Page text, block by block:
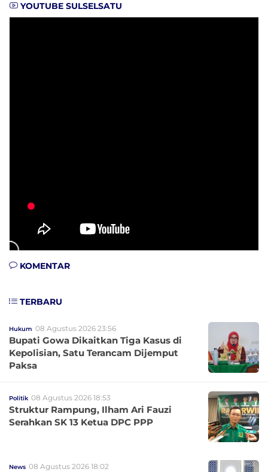
YOUTUBE SULSELSATU
KOMENTAR
TERBARU
Hukum 08 Agustus 2026 23:56
Bupati Gowa Dikaitkan Tiga Kasus di
Kepolisian, Satu Terancam Dijemput
Paksa
Politik 08 Agustus 2026 18:53
Struktur Rampung, Ilham Ari Fauzi
Serahkan SK 13 Ketua DPC PPP
News 08 Agustus 2026 18:02